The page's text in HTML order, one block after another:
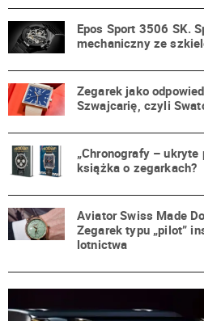
Epos Sport 3506 SK.
mechaniczny ze
Zegarek jako
Szwajcarię, czyli
„Chronografy – ukryte
książka o zegarkach?
Aviator Swiss Made
Zegarek typu „pilot”
lotnictwa